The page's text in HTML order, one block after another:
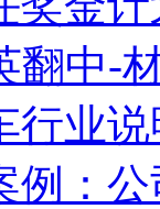
翻中-
行业
例：